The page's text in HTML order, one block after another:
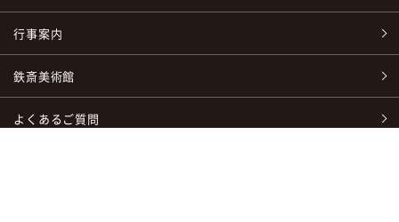
行事案内
鉄斎美術館
よくあるご質問